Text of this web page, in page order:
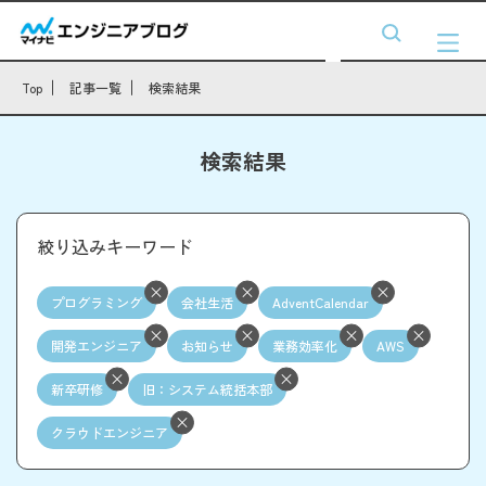
Top 記事一覧 検索結果
検索結果
絞り込みキーワード
プログラミング 会社生活 AdventCalendar
開発エンジニア お知らせ 業務効率化 AWS
新卒研修 旧：システム統括本部
クラウドエンジニア